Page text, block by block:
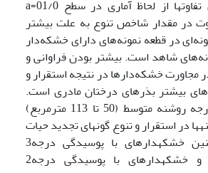
بیشتر بوده و این تفاوتها از لحاظ آماری در سطح 01/0=a
در مقدار شاخص تنوع به علت بیشتر
در قطعه نمونه‌های دارای خشکه‌دار
شاهد است. بیشتر بودن فراوانی و
مجاورت خشکه‌دارها در نتیجه استقرار و
بیشتر بذرهای درختان مادری است.
خشکه­دارهای با درجه روشنه متوسط (50 تا 113 مترمربع)
در استقرار و تنوع گونه­ای تجدید حیات
مؤثر بودند. همچنین خشکه­دارهای با پوسیدگی درجه3
بیشترین فراوانی و خشکه­دارهای با پوسیدگی درجه2